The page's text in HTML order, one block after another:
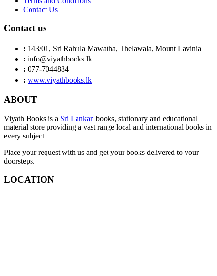
Contact Us
Contact us
: 143/01, Sri Rahula Mawatha, Thelawala, Mount Lavinia
: info@viyathbooks.lk
: 077-7044884
: www.viyathbooks.lk
ABOUT
Viyath Books is a Sri Lankan books, stationary and educational
material store providing a vast range local and international books in
every subject.
Place your request with us and get your books delivered to your
doorsteps.
LOCATION